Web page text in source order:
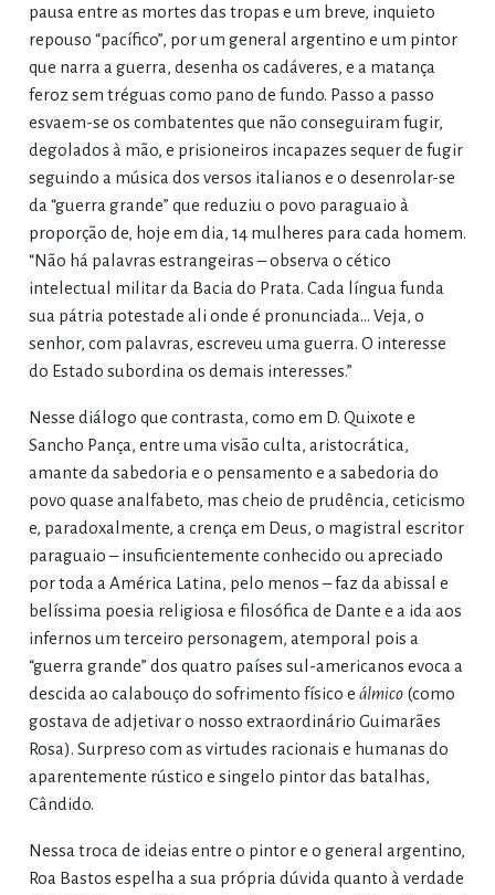
pausa entre as mortes das tropas e um breve, inquieto
repouso “pacífico”, por um general argentino e um pintor
que narra a guerra, desenha os cadáveres, e a matança
feroz sem tréguas como pano de fundo. Passo a passo
esvaem-se os combatentes que não conseguiram fugir,
degolados à mão, e prisioneiros incapazes sequer de fugir
seguindo a música dos versos italianos e o desenrolar-se
da “guerra grande” que reduziu o povo paraguaio à
proporção de, hoje em dia, 14 mulheres para cada homem.
“Não há palavras estrangeiras – observa o cético
intelectual militar da Bacia do Prata. Cada língua funda
sua pátria potestade ali onde é pronunciada... Veja, o
senhor, com palavras, escreveu uma guerra. O interesse
do Estado subordina os demais interesses.”
Nesse diálogo que contrasta, como em D. Quixote e
Sancho Pança, entre uma visão culta, aristocrática,
amante da sabedoria e o pensamento e a sabedoria do
povo quase analfabeto, mas cheio de prudência, ceticismo
e, paradoxalmente, a crença em Deus, o magistral escritor
paraguaio – insuficientemente conhecido ou apreciado
por toda a América Latina, pelo menos – faz da abissal e
belíssima poesia religiosa e filosófica de Dante e a ida aos
infernos um terceiro personagem, atemporal pois a
“guerra grande” dos quatro países sul-americanos evoca a
descida ao calabouço do sofrimento físico e álmico(como
gostava de adjetivar o nosso extraordinário Guimarães
Rosa). Surpreso com as virtudes racionais e humanas do
aparentemente rústico e singelo pintor das batalhas,
Cândido.
Nessa troca de ideias entre o pintor e o general argentino,
Roa Bastos espelha a sua própria dúvida quanto à verdade